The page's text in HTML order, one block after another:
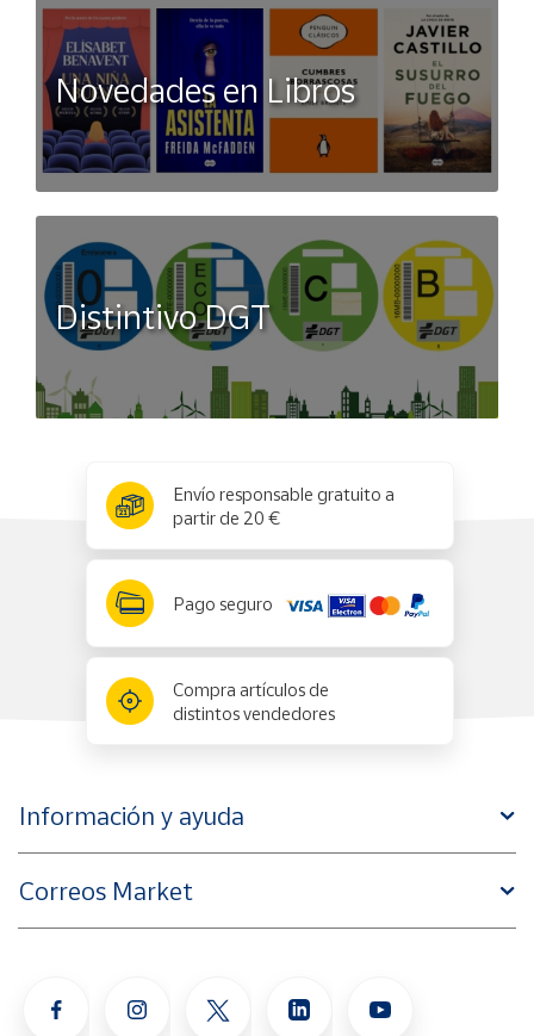
Novedades en Libros
Distintivo DGT
Envío responsable gratuito a
partir de 20 €
Pago seguro
Compra artículos de
distintos vendedores
Información y ayuda
Correos Market